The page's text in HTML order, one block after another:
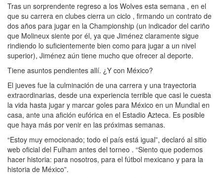
Tras un sorprendente regreso a los Wolves esta semana , en el
que su carrera en clubes cierra un ciclo , firmando un contrato de
dos años para jugar en la Championship (un indicador del cariño
que Molineux siente por él, ya que Jiménez claramente sigue
rindiendo lo suficientemente bien como para jugar a un nivel
superior), Jiménez aún tiene mucho que ofrecer al deporte.
Tiene asuntos pendientes allí. ¿Y con México?
El jueves fue la culminación de una carrera y una trayectoria
extraordinarias, desde una experiencia terrible que casi le cuesta
la vida hasta jugar y marcar goles para México en un Mundial en
casa, ante una afición eufórica en el Estadio Azteca. Es posible
que haya más por venir en las próximas semanas.
“Estoy muy emocionado; todo el país está igual”, declaró al sitio
web oficial del Fulham antes del torneo . “Siento que podemos
hacer historia: para nosotros, para el fútbol mexicano y para la
historia de México”.